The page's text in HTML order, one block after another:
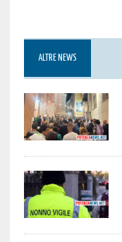
ALTRE NEWS